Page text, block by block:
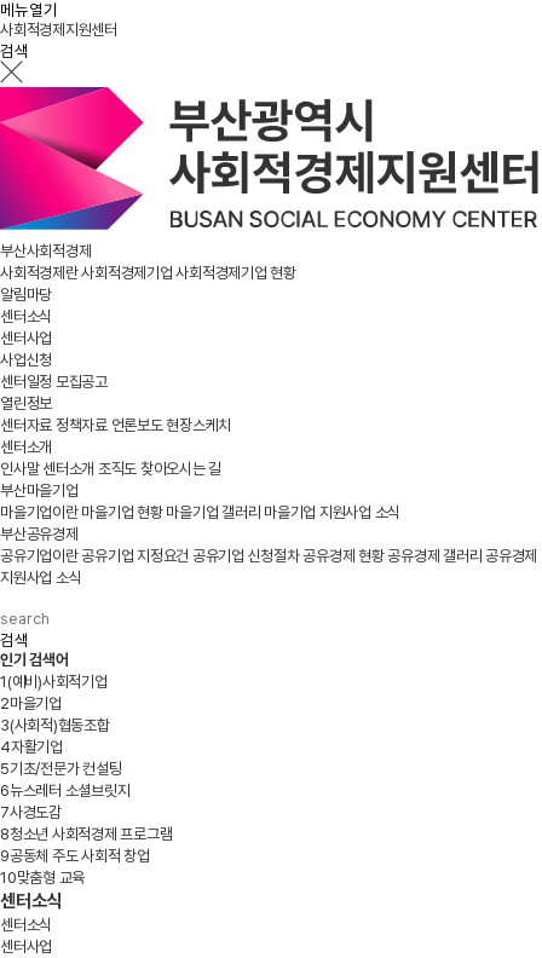
메뉴열기
사회적경제지원센터
검색
부산사회적경제
사회적경제란사회적경제기업 사회적경제기업 현황
알림마당
센터소식
센터사업
사업신청
센터일정 모집공고
열린정보
센터자료 정책자료 언론보도현장스케치
센터소개
인사말 센터소개 조직도 찾아오시는 길
부산마을기업
마을기업이란 마을기업 현황 마을기업 갤러리 마을기업 지원사업 소식
부산공유경제
공유기업이란공유기업 지정요건 공유기업 신청절차공유경제 현황공유경제 갤러리 공유경제
지원사업 소식
검색
인기 검색어
1 (예비)사회적기업
2마을기업
3(사회적)협동조합
4자활기업
5기초/전문가 컨설팅
6뉴스레터 소셜브릿지
7사경도감
8청소년 사회적경제 프로그램
9공동체 주도 사회적 창업
10맞춤형 교육
센터소식
센터소식
센터사업